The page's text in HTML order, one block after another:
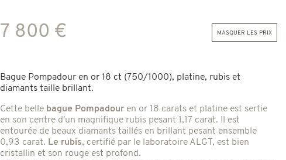
7 800 € masquer les prix
Bague Pompadour en or 18 ct (750/1000), platine, rubis et
diamants taille brillant.
Cette belle bague Pompadour en or 18 carats et platine est sertie
en son centre d'un magnifique rubis pesant 1,17 carat. Il est
entourée de beaux diamants taillés en brillant pesant ensemble
0,93 carat. Le rubis, certifié par le laboratoire ALGT, est bien
cristallin et son rouge est profond.